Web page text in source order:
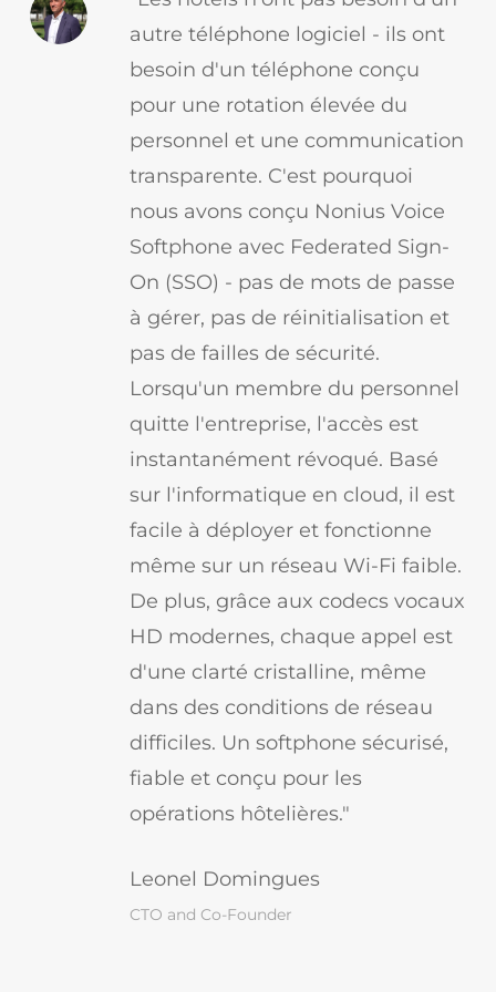
autre téléphone logiciel - ils ont
besoin d'un téléphone conçu
pour une rotation élevée du
personnel et une communication
transparente. C'est pourquoi
nous avons conçu Nonius Voice
Softphone avec Federated Sign-
On (SSO) - pas de mots de passe
à gérer, pas de réinitialisation et
pas de failles de sécurité.
Lorsqu'un membre du personnel
quitte l'entreprise, l'accès est
instantanément révoqué. Basé
sur l'informatique en cloud, il est
facile à déployer et fonctionne
même sur un réseau Wi-Fi faible.
De plus, grâce aux codecs vocaux
HD modernes, chaque appel est
d'une clarté cristalline, même
dans des conditions de réseau
difficiles. Un softphone sécurisé,
fiable et conçu pour les
opérations hôtelières."
Leonel Domingues
CTO and Co-Founder